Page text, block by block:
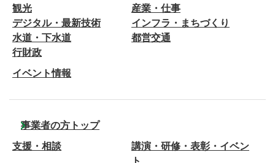
観光
産業・仕事
デジタル・最新技術
インフラ・まちづくり
水道・下水道
都営交通
行財政
イベント情報
事業者の方トップ
支援・相談
講演・研修・表彰・イベン